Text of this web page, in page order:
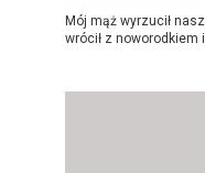
Mój mąż wyrzucił
wrócił z noworodkiem i